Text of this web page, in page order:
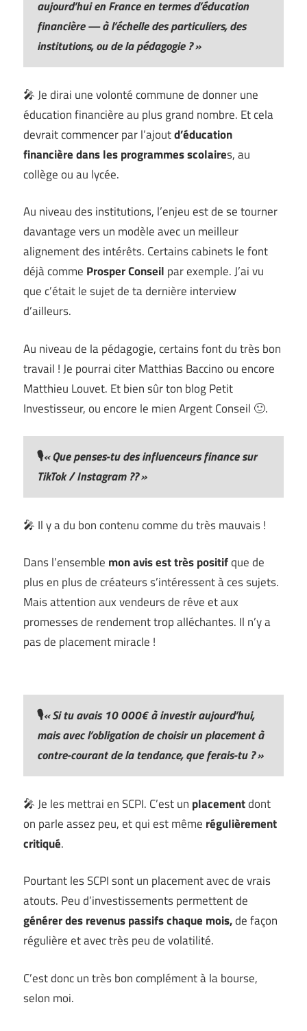
aujourd’hui en France en termes d’éducation
financière — à l’échelle des particuliers, des
institutions, ou de la pédagogie ? »
🎤 Je dirai une volonté commune de donner une
éducation financière au plus grand nombre. Et cela
devrait commencer par l’ajoutd’éducation
financière dans les programmes scolaires, au
collège ou au lycée.
Au niveau des institutions, l’enjeu est de se tourner
davantage vers un modèle avec un meilleur
alignement des intérêts. Certains cabinets le font
déjà comme Prosper Conseil par exemple. J’ai vu
que c’était le sujet de ta dernière interview
d’ailleurs.
Au niveau de la pédagogie, certains font du très bon
travail ! Je pourrai citer Matthias Baccino ou encore
Matthieu Louvet. Et bien sûr ton blog Petit
Investisseur, ou encore le mien Argent Conseil 🙂.
🎙️«Que penses-tu des influenceurs finance sur
TikTok / Instagram ??»
🎤 Il y a du bon contenu comme du très mauvais !
Dans l’ensemble mon avis est très positifque de
plus en plus de créateurs s’intéressent à ces sujets.
Mais attention aux vendeurs de rêve et aux
promesses de rendement trop alléchantes. Il n’y a
pas de placement miracle !
🎙️« Si tu avais 10 000€ à investir aujourd’hui,
mais avec l’obligation de choisir un placement à
contre-courant de la tendance, que ferais-tu ?»
🎤 Je les mettrai en SCPI. C’est un placementdont
on parle assez peu, et qui est même régulièrement
critiqué.
Pourtant les SCPI sont un placement avec de vrais
atouts. Peu d’investissements permettent de
générer des revenus passifs chaque mois,de façon
régulière et avec très peu de volatilité.
C’est donc un très bon complément à la bourse,
selon moi.